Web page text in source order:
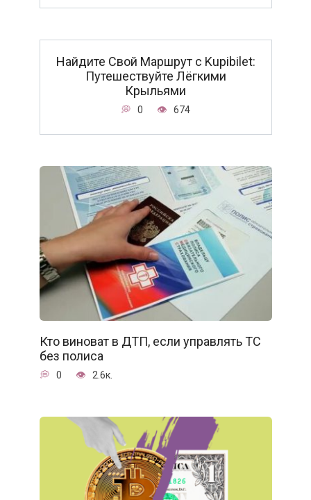
Найдите Свой Маршрут с Kupibilet:
Путешествуйте Лёгкими
Крыльями
0 674
Кто виноват в ДТП, если управлять ТС
без полиса
0 2.6к.